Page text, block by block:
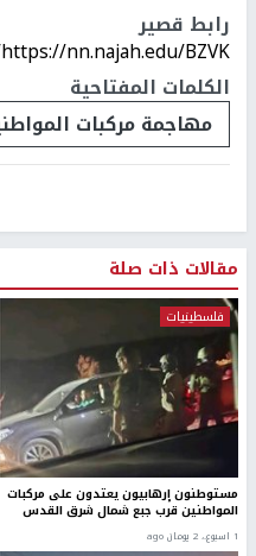
رابط قصير
https://nn.najah.edu/BZVK/
الكلمات المفتاحية
مهاجمة مركبات
مقالات ذات صلة
فلسطينيات
مستوطنون إرهابيون يعتدون على مركبات
المواطنين قرب جبع شمال شرق القدس
1 اسبوع.، 2 يومان ago